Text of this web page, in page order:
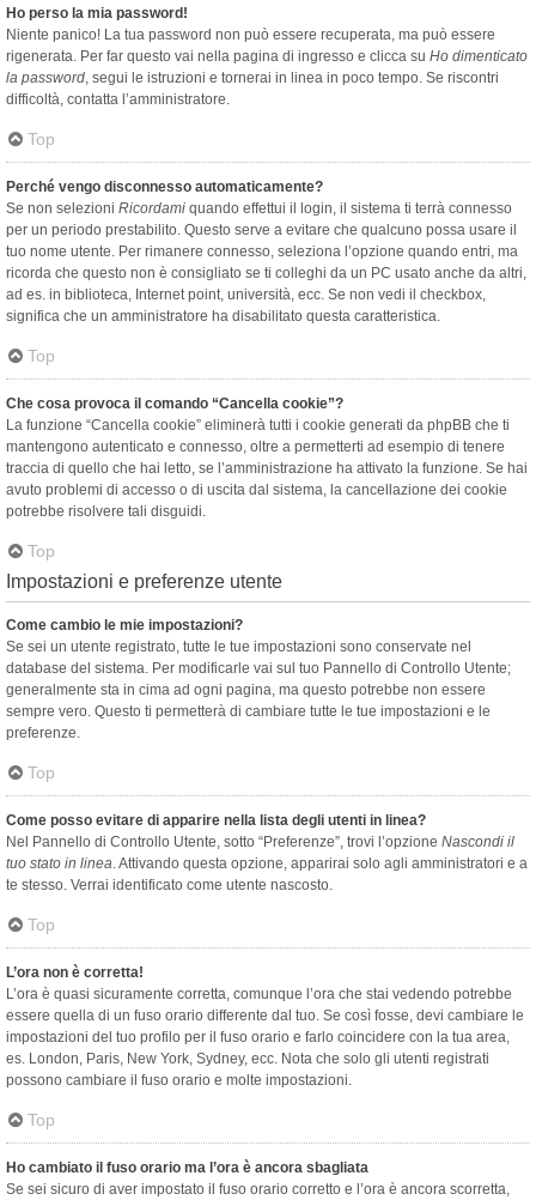
Ho perso la mia password!
Niente panico! La tua password non può essere recuperata, ma può essere
rigenerata. Per far questo vai nella pagina di ingresso e clicca su Ho dimenticato
la password, segui le istruzioni e tornerai in linea in poco tempo. Se riscontri
difficoltà, contatta l’amministratore.
Top
Perché vengo disconnesso automaticamente?
Se non selezioni Ricordami quando effettui il login, il sistema ti terrà connesso
per un periodo prestabilito. Questo serve a evitare che qualcuno possa usare il
tuo nome utente. Per rimanere connesso, seleziona l’opzione quando entri, ma
ricorda che questo non è consigliato se ti colleghi da un PC usato anche da altri,
ad es. in biblioteca, Internet point, università, ecc. Se non vedi il checkbox,
significa che un amministratore ha disabilitato questa caratteristica.
Top
Che cosa provoca il comando “Cancella cookie”?
La funzione “Cancella cookie” eliminerà tutti i cookie generati da phpBB che ti
mantengono autenticato e connesso, oltre a permetterti ad esempio di tenere
traccia di quello che hai letto, se l’amministrazione ha attivato la funzione. Se hai
avuto problemi di accesso o di uscita dal sistema, la cancellazione dei cookie
potrebbe risolvere tali disguidi.
Top
Impostazioni e preferenze utente
Come cambio le mie impostazioni?
Se sei un utente registrato, tutte le tue impostazioni sono conservate nel
database del sistema. Per modificarle vai sul tuo Pannello di Controllo Utente;
generalmente sta in cima ad ogni pagina, ma questo potrebbe non essere
sempre vero. Questo ti permetterà di cambiare tutte le tue impostazioni e le
preferenze.
Top
Come posso evitare di apparire nella lista degli utenti in linea?
Nel Pannello di Controllo Utente, sotto “Preferenze”, trovi l’opzione Nascondi il
tuo stato in linea. Attivando questa opzione, apparirai solo agli amministratori e a
te stesso. Verrai identificato come utente nascosto.
Top
L’ora non è corretta!
L’ora è quasi sicuramente corretta, comunque l’ora che stai vedendo potrebbe
essere quella di un fuso orario differente dal tuo. Se così fosse, devi cambiare le
impostazioni del tuo profilo per il fuso orario e farlo coincidere con la tua area,
es. London, Paris, New York, Sydney, ecc. Nota che solo gli utenti registrati
possono cambiare il fuso orario e molte impostazioni.
Top
Ho cambiato il fuso orario ma l’ora è ancora sbagliata
Se sei sicuro di aver impostato il fuso orario corretto e l’ora è ancora scorretta,